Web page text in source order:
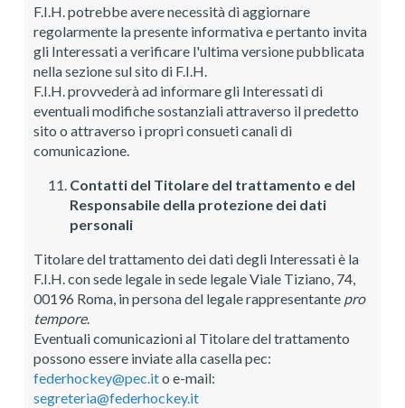
F.I.H. potrebbe avere necessità di aggiornare
regolarmente la presente informativa e pertanto invita
gli Interessati a verificare l'ultima versione pubblicata
nella sezione sul sito di F.I.H.
F.I.H. provvederà ad informare gli Interessati di
eventuali modifiche sostanziali attraverso il predetto
sito o attraverso i propri consueti canali di
comunicazione.
Contatti del Titolare del trattamento e del
Responsabile della protezione dei dati
personali
Titolare del trattamento dei dati degli Interessati è la
F.I.H. con sede legale in sede legale Viale Tiziano, 74,
00196 Roma, in persona del legale rappresentante pro
tempore.
Eventuali comunicazioni al Titolare del trattamento
possono essere inviate alla casella pec:
federhockey@pec.ito e-mail:
segreteria@federhockey.it